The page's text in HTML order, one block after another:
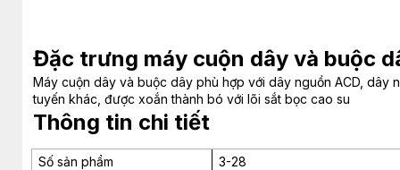
Đặc trưng máy cuộn dây và buộc
Máy cuộn dây và buộc dây phù hợp với dây nguồn ACD,
tuyến khác, được xoắn thành bó với lõi sắt bọc cao su
Thông tin chi tiết
Số sản phẩm
3-28